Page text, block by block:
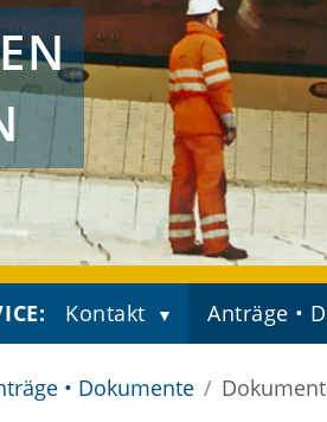
Kontakt Anträge •
• Dokumente